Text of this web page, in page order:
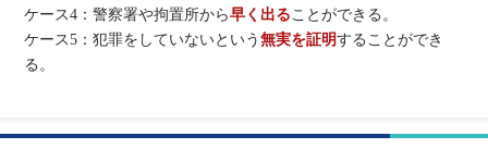
ケース4：警察署や拘置所から早く出ることができる。
ケース5：犯罪をしていないという無実を証明することができ
る。